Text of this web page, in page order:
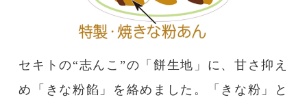
セキトの“志んこ”の「餅生地」に、甘さ抑え
め「きな粉餡」を絡めました。「きな粉」と